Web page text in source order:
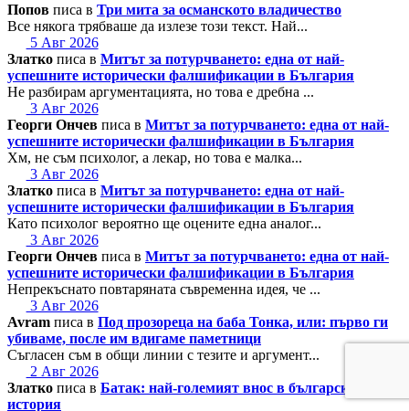
Попов писа в Три мита за османското владичество
Все някога трябваше да излезе този текст. Най...
5 Авг 2026
Златко писа в Митът за потурчването: една от най-
успешните исторически фалшификации в България
Не разбирам аргументацията, но това е дребна ...
3 Авг 2026
Георги Ончев писа в Митът за потурчването: една от най-
успешните исторически фалшификации в България
Хм, не съм психолог, а лекар, но това е малка...
3 Авг 2026
Златко писа в Митът за потурчването: една от най-
успешните исторически фалшификации в България
Като психолог вероятно ще оцените една аналог...
3 Авг 2026
Георги Ончев писа в Митът за потурчването: една от най-
успешните исторически фалшификации в България
Непрекъснато повтаряната съвременна идея, че ...
3 Авг 2026
Avram писа в Под прозореца на баба Тонка, или: първо ги
убиваме, после им вдигаме паметници
Съгласен съм в общи линии с тезите и аргумент...
2 Авг 2026
Златко писа в Батак: най-големият внос в българската
история